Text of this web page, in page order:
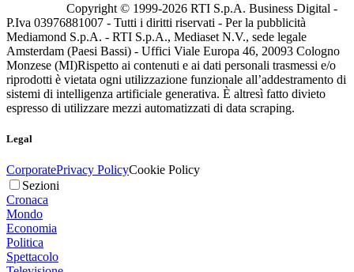
Copyright © 1999-2026 RTI S.p.A. Business Digital -
P.Iva 03976881007 - Tutti i diritti riservati - Per la pubblicità
Mediamond S.p.A. - RTI S.p.A., Mediaset N.V., sede legale
Amsterdam (Paesi Bassi) - Uffici Viale Europa 46, 20093 Cologno
Monzese (MI)Rispetto ai contenuti e ai dati personali trasmessi e/o
riprodotti è vietata ogni utilizzazione funzionale all’addestramento di
sistemi di intelligenza artificiale generativa. È altresì fatto divieto
espresso di utilizzare mezzi automatizzati di data scraping.
Legal
CorporatePrivacy PolicyCookie Policy
Sezioni
Cronaca
Mondo
Economia
Politica
Spettacolo